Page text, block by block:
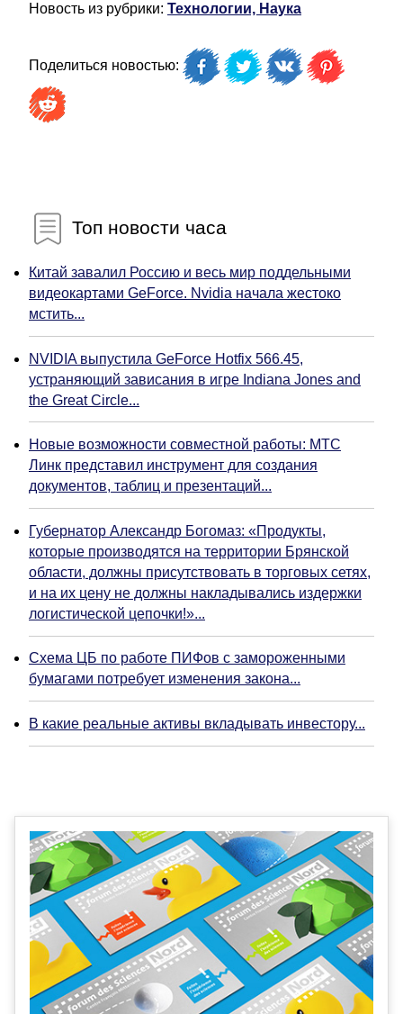
Новость из рубрики: Технологии, Наука
Поделиться новостью:
Топ новости часа
Китай завалил Россию и весь мир поддельными
видеокартами GeForce. Nvidia начала жестоко
мстить...
NVIDIA выпустила GeForce Hotfix 566.45,
устраняющий зависания в игре Indiana Jones and
the Great Circle...
Новые возможности совместной работы: МТС
Линк представил инструмент для создания
документов, таблиц и презентаций...
Губернатор Александр Богомаз: «Продукты,
которые производятся на территории Брянской
области, должны присутствовать в торговых сетях,
и на их цену не должны накладывались издержки
логистической цепочки!»...
Схема ЦБ по работе ПИФов с замороженными
бумагами потребует изменения закона...
В какие реальные активы вкладывать инвестору...